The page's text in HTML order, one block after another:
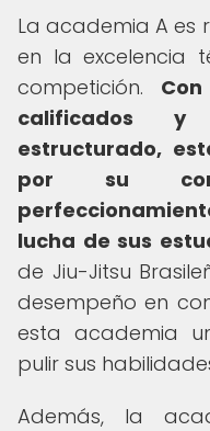
La academia A es
en la excelencia
competición.
calificados
estructurado,
por su
lucha de sus
de Jiu-Jitsu
desempeño en
esta academia
pulir sus
Además, la